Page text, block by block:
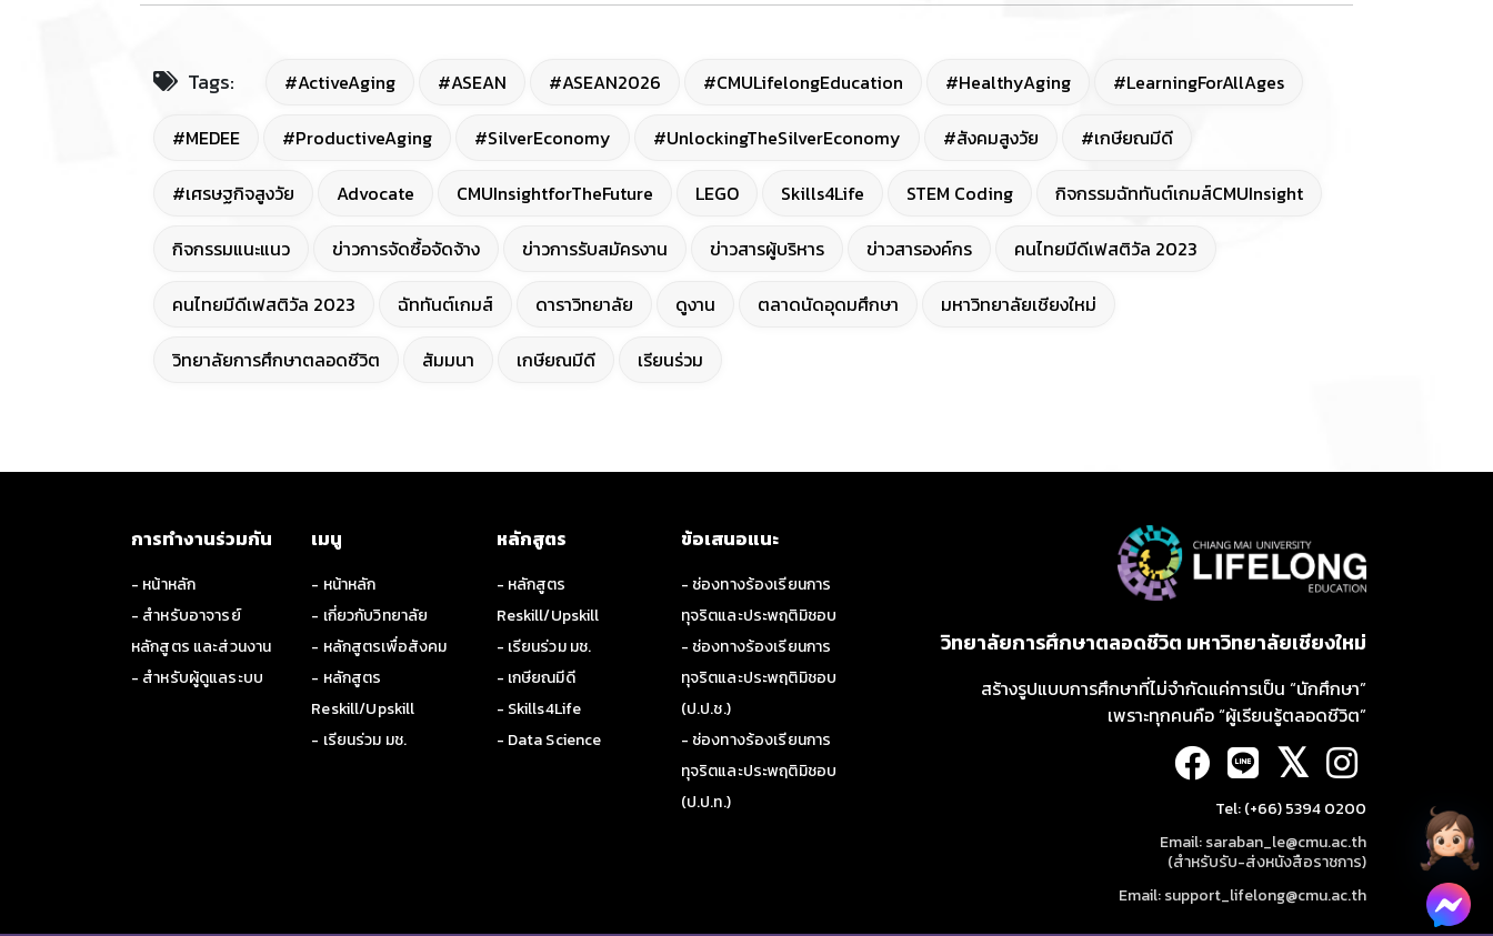
Tags: #ActiveAging #ASEAN #ASEAN2026 #CMULifelongEducation #HealthyAging #LearningForAllAges
#MEDEE #ProductiveAging #SilverEconomy #UnlockingTheSilverEconomy #สังคมสูงวัย #เกษียณมีดี
#เศรษฐกิจสูงวัย Advocate CMUInsightforTheFuture LEGO Skills4Life STEM Coding กิจกรรมฉัททันต์เกมส์CMUInsight
กิจกรรมแนะแนว ข่าวการจัดซื้อจัดจ้าง ข่าวการรับสมัครงาน ข่าวสารผู้บริหาร ข่าวสารองค์กร คนไทยมีดีเฟสติวัล 2023
คนไทยมีดีเฟสติวัล 2023 ฉัททันต์เกมส์ ดาราวิทยาลัย ดูงาน ตลาดนัดอุดมศึกษา มหาวิทยาลัยเชียงใหม่
วิทยาลัยการศึกษาตลอดชีวิต สัมมนา เกษียณมีดี เรียนร่วม
การทำงานร่วมกัน
- หน้าหลัก
- สำหรับอาจารย์
หลักสูตร และส่วนงาน
- สำหรับผู้ดูแลระบบ
เมนู
- หน้าหลัก
- เกี่ยวกับวิทยาลัย
- หลักสูตรเพื่อสังคม
- หลักสูตร
Reskill/Upskill
- เรียนร่วม มช.
หลักสูตร
- หลักสูตร
Reskill/Upskill
- เรียนร่วม มช.
- เกษียณมีดี
- Skills4Life
- Data Science
ข้อเสนอแนะ
- ช่องทางร้องเรียนการ
ทุจริตและประพฤติมิชอบ
- ช่องทางร้องเรียนการ
ทุจริตและประพฤติมิชอบ
(ป.ป.ช.)
- ช่องทางร้องเรียนการ
ทุจริตและประพฤติมิชอบ
(ป.ป.ท.)
วิทยาลัยการศึกษาตลอดชีวิต มหาวิทยาลัยเชียงใหม่
สร้างรูปแบบการศึกษาที่ไม่จำกัดแค่การเป็น “นักศึกษา”
เพราะทุกคนคือ “ผู้เรียนรู้ตลอดชีวิต”
𝕏
Tel: (+66) 5394 0200
Email: saraban_le@cmu.ac.th
(สำหรับรับ-ส่งหนังสือราชการ)
Email: support_lifelong@cmu.ac.th